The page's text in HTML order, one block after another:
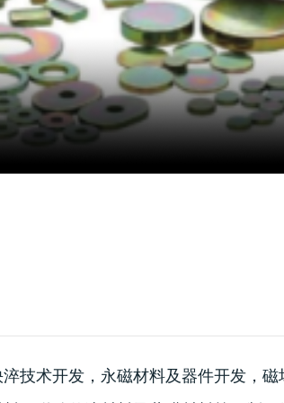
技术开发，永磁材料及器件开发，